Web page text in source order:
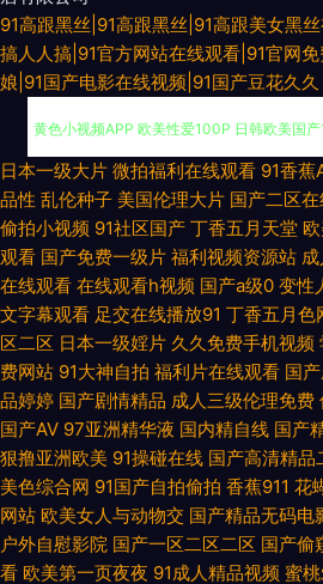
91高跟黑丝|91高跟黑丝|91高跟美女黑
搞人人搞|91官方网站在线观看|91官网
娘|91国产电影在线视频|91国产豆花久久
大香蕉青草 欧美熟妇bbw 97超碰超碰 成人性
黄色小视频APP 欧美性爱100P 日韩欧美国
电影院 成人久久免费 国产午夜免费 美女福
肏屄色网 国产黄色免费电影 激情久久肏屄视
女a资源 伊人俺去射 91黄色大片 爱豆午夜福
线91网站 久久嫩草免费看 欧美色成人 日韩高
在线网 免费人人操 日韩伦理视频 五月大香蕉
导航 超碰香蕉99 丁香五月综合在线 国产深夜
日本一级大片 微拍福利在线观看 91香蕉
品性 乱伦种子 美国伦理大片 国产二区
偷拍小视频 91社区国产 丁香五月天堂
观看 国产免费一级片 福利视频资源站
在线观看 在线观看h视频 国产a级0 变性
文字幕观看 足交在线播放91 丁香五月色
区二区 日本一级婬片 久久免费手机视频
费网站 91大神自拍 福利片在线观看 国
品婷婷 国产剧情精品 成人三级伦理免费
国产AV 97亚洲精华液 国内精自线 国产
狠撸亚洲欧美 91操碰在线 国产高清精品
美色综合网 91国产自拍偷拍 香蕉911 花
网站 欧美女人与动物交 国产精品无码电
户外自慰影院 国产一区二区二区 国产偷
看 欧美第一页夜夜 91成人精品视频 蜜